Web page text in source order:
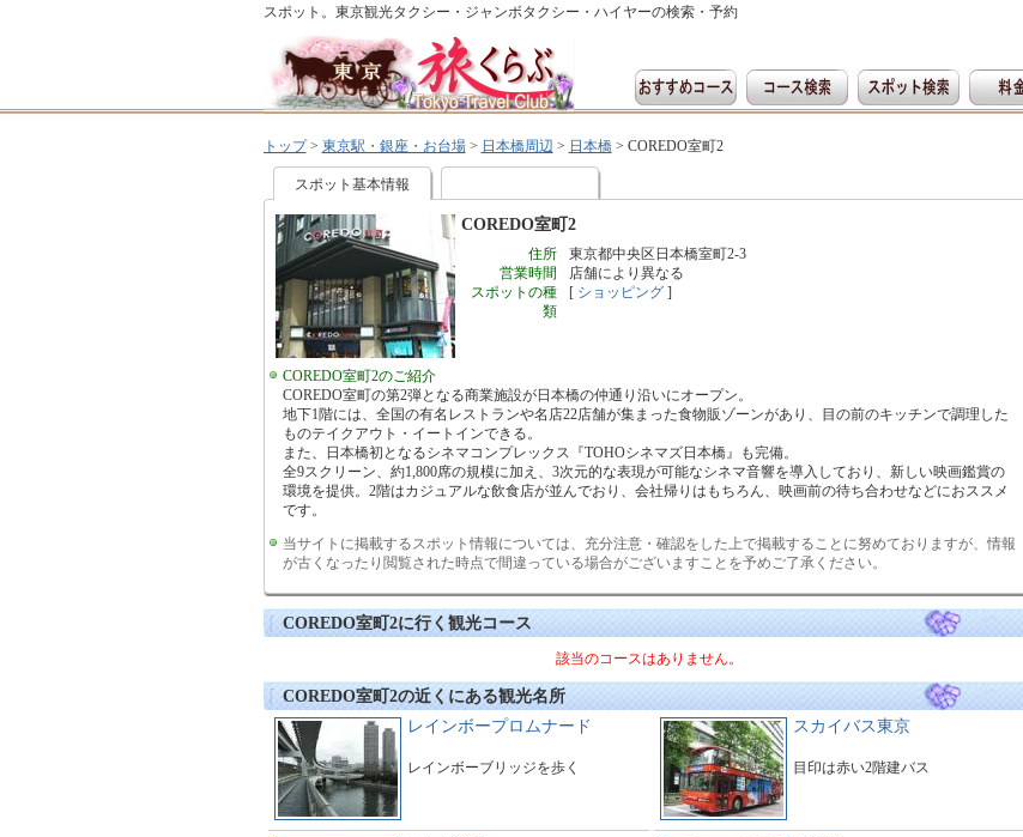
スポット。東京観光タクシー・ジャンボタクシー・ハイヤーの検索・予約
トップ> 東京駅・銀座・お台場> 日本橋周辺 > 日本橋> COREDO室町2
スポット基本情報
COREDO室町2
住所
東京都中央区日本橋室町2-3
営業時間
店舗により異なる
スポットの種
類
[ ショッピング]
COREDO室町2のご紹介
COREDO室町の第2弾となる商業施設が日本橋の仲通り沿いにオープン。
地下1階には、全国の有名レストランや名店22店舗が集まった食物販ゾーンがあり、目の前のキッチンで調理した
ものテイクアウト・イートインできる。
また、日本橋初となるシネマコンプレックス『TOHOシネマズ日本橋』も完備。
全9スクリーン、約1,800席の規模に加え、3次元的な表現が可能なシネマ音響を導入しており、新しい映画鑑賞の
環境を提供。2階はカジュアルな飲食店が並んでおり、会社帰りはもちろん、映画前の待ち合わせなどにおススメ
です。
当サイトに掲載するスポット情報については、充分注意・確認をした上で掲載することに努めておりますが、情報
が古くなったり閲覧された時点で間違っている場合がございますことを予めご了承ください。
COREDO室町2に行く観光コース
該当のコースはありません。
COREDO室町2の近くにある観光名所
レインボープロムナード
レインボーブリッジを歩く
スカイバス東京
目印は赤い2階建バス